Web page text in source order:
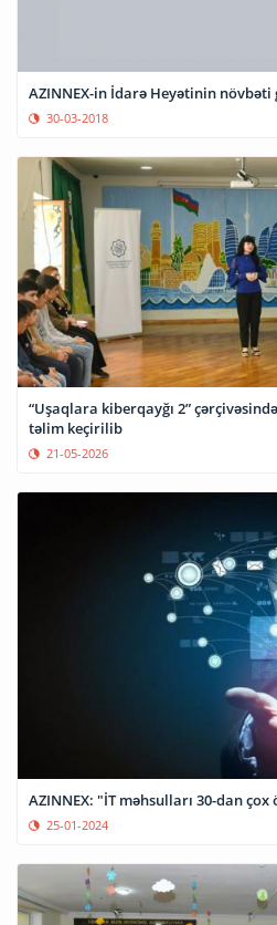
AZINNEX-in İdarə Heyətinin
30-03-2018
“Uşaqlara kiberqayğı 2”
təlim keçirilib
21-05-2026
AZINNEX: "İT məhsulları 30-dan
25-01-2024